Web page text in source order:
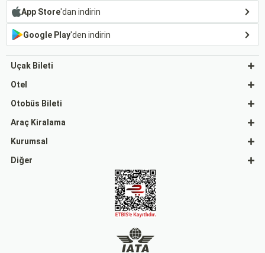
App Store'dan indirin
Google Play'den indirin
Uçak Bileti
Otel
Otobüs Bileti
Araç Kiralama
Kurumsal
Diğer